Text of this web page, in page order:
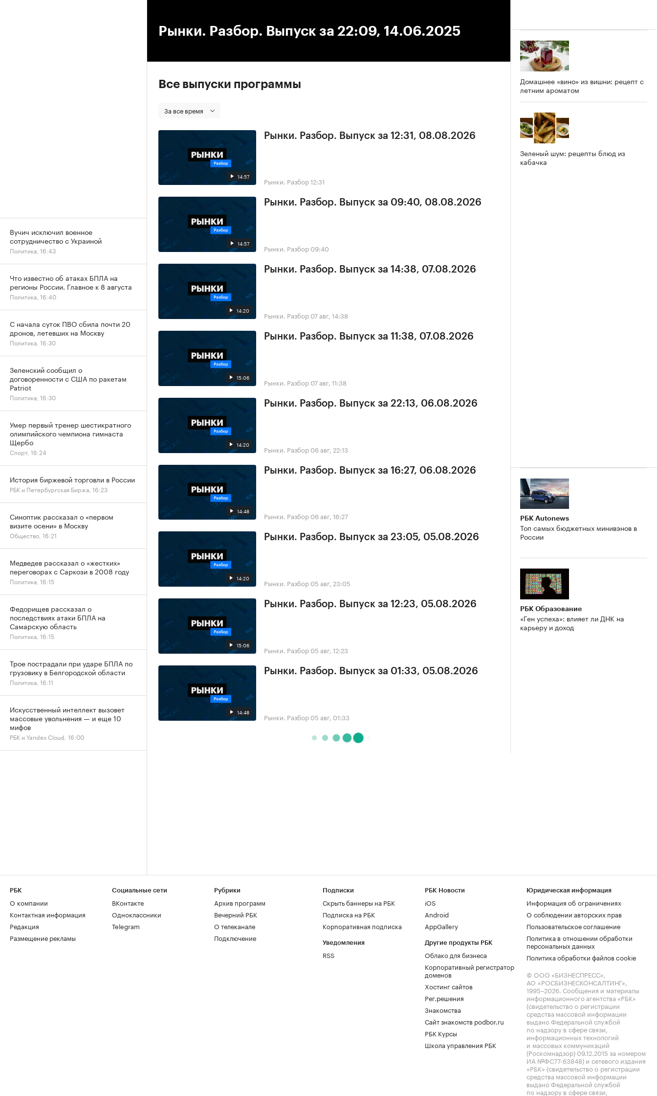
Рынки. Разбор. Выпуск за 22:09, 14.06.2025
Все выпуски программы
За все время
14:57
Рынки. Разбор. Выпуск за 12:31, 08.08.2026
Рынки. Разбор12:31
14:57
Рынки. Разбор. Выпуск за 09:40, 08.08.2026
Рынки. Разбор 09:40
14:20
Рынки. Разбор. Выпуск за 14:38, 07.08.2026
Рынки. Разбор 07 авг, 14:38
15:06
Рынки. Разбор. Выпуск за 11:38, 07.08.2026
Рынки. Разбор 07 авг, 11:38
14:20
Рынки. Разбор. Выпуск за 22:13, 06.08.2026
Рынки. Разбор 06 авг, 22:13
14:48
Рынки. Разбор. Выпуск за 16:27, 06.08.2026
Рынки. Разбор 06 авг, 16:27
14:20
Рынки. Разбор. Выпуск за 23:05, 05.08.2026
Рынки. Разбор 05 авг, 23:05
15:06
Рынки. Разбор. Выпуск за 12:23, 05.08.2026
Рынки. Разбор 05 авг, 12:23
14:48
Рынки. Разбор. Выпуск за 01:33, 05.08.2026
Рынки. Разбор 05 авг, 01:33
Домашнее «вино» из вишни: рецепт с
летним ароматом
Зеленый шум: рецепты блюд из
кабачка
РБК Autonews
Топ самых бюджетных минивэнов в
России
РБК Образование
«Ген успеха»: влияет ли ДНК на
карьеру и доход
Вучич исключил военное
сотрудничество с Украиной
Политика, 16:43
Что известно об атаках БПЛА на
регионы России. Главное к 8 августа
Политика, 16:40
С начала суток ПВО сбила почти 20
дронов, летевших на Москву
Политика, 16:30
Зеленский сообщил о
договоренности с США по ракетам
Patriot
Политика, 16:30
Умер первый тренер шестикратного
олимпийского чемпиона гимнаста
Щербо
Спорт, 16:24
История биржевой торговли в России
РБК и Петербургская Биржа, 16:23
Синоптик рассказал о «первом
визите осени» в Москву
Общество, 16:21
Медведев рассказал о «жестких»
переговорах с Саркози в 2008 году
Политика, 16:15
Федорищев рассказал о
последствиях атаки БПЛА на
Самарскую область
Политика, 16:15
Трое пострадали при ударе БПЛА по
грузовику в Белгородской области
Политика, 16:11
Искусственный интеллект вызовет
массовые увольнения — и еще 10
мифов
РБК и Yandex Cloud, 16:00
РБК
О компании
Контактная информация
Редакция
Размещение рекламы
Социальные сети
ВКонтакте
Одноклассники
Telegram
Рубрики
Архив программ
Вечерний РБК
О телеканале
Подключение
Подписки
Скрыть баннеры на РБК
Подписка на РБК
Корпоративная подписка
Уведомления
RSS
РБК Новости
iOS
Android
AppGallery
Другие продукты РБК
Облако для бизнеса
Корпоративный регистратор
доменов
Хостинг сайтов
Рег.решения
Знакомства
Сайт знакомств podbor.ru
РБК Курсы
Школа управления РБК
Юридическая информация
Информация об ограничениях
О соблюдении авторских прав
Пользовательское соглашение
Политика в отношении обработки
персональных данных
Политика обработки файлов cookie
© ООО «БИЗНЕСПРЕСС»,
АО «РОСБИЗНЕСКОНСАЛТИНГ»,
1995–2026. Сообщения и материалы
информационного агентства «РБК»
(свидетельство о регистрации
средства массовой информации
выдано Федеральной службой
по надзору в сфере связи,
информационных технологий
и массовых коммуникаций
(Роскомнадзор) 09.12.2015 за номером
ИА №ФС77-63848) и сетевого издания
«РБК» (свидетельство о регистрации
средства массовой информации
выдано Федеральной службой
по надзору в сфере связи,